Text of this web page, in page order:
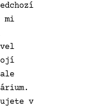
mi
v